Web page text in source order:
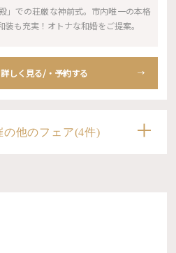
」での荘厳な神前式。市内唯一の本格
も充実！オトナな和婚をご提案。
しく見る/・予約する
の他のフェア(4件)